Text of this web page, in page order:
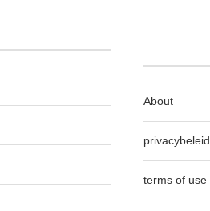
About
privacybeleid
terms of use